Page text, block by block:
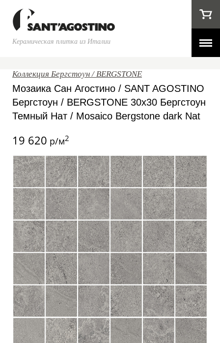
Керамическая плитка из Италии
Коллекция Бергстоун / BERGSTONE
Мозаика Сан Агостино / SANT AGOSTINO
Бергстоун / BERGSTONE 30x30 Бергстоун
Темный Нат / Mosaico Bergstone dark Nat
19 620 р/м2